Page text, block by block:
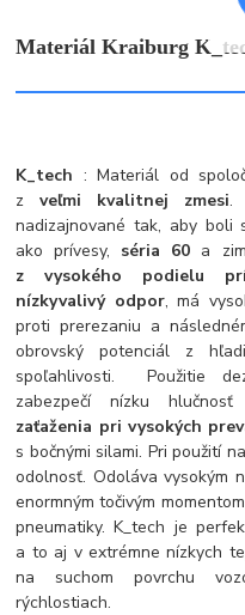
Materiál Kraiburg
K_tech : Materiál od
z veľmi kvalitnej zmesi.
nadizajnované tak, aby boli
ako prívesy, séria 60 a
z vysokého podielu
nízkyvalivý odpor, má
proti prerezaniu a
obrovský potenciál z
spoľahlivosti. Použitie
zabezpečí nízku
zaťaženia pri vysokých
s bočnými silami. Pri použití
odolnosť. Odoláva vysokým
enormným točivým
pneumatiky. K_tech je
a to aj v extrémne nízkych
na suchom povrchu
rýchlostiach.